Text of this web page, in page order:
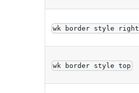
wk border style right
wk border style top